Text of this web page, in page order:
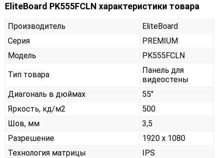
EliteBoard PK555FCLN характеристики товара
Производитель
EliteBoard
Серия
PREMIUM
Модель
PK555FCLN
Тип товара
Панель для
видеостены
Диагональ в дюймах
55"
Яркость, кд/м2
500
Шов, мм
3,5
Разрешение
1920 x 1080
Технология матрицы
IPS